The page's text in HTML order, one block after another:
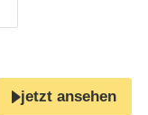
jetzt ansehen